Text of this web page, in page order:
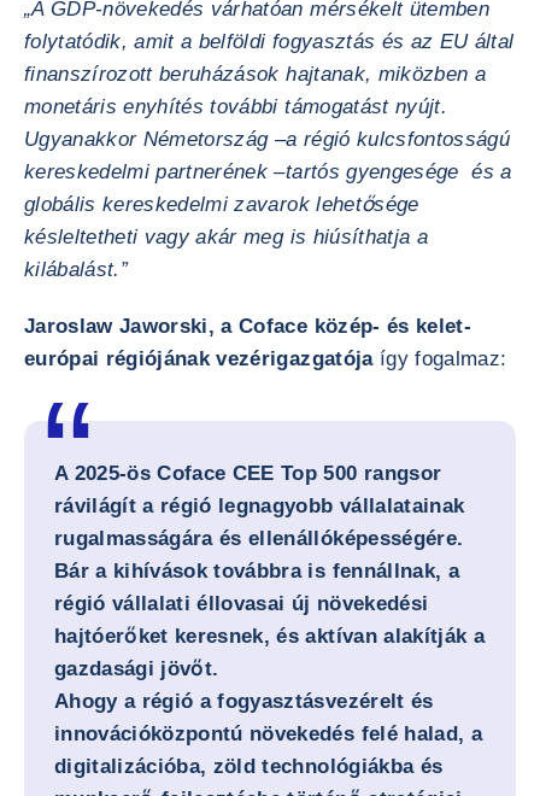
„A GDP-növekedés várhatóan mérsékelt ütemben
folytatódik, amit a belföldi fogyasztás és az EU által
finanszírozott beruházások hajtanak, miközben a
monetáris enyhítés további támogatást nyújt.
Ugyanakkor Németország –a régió kulcsfontosságú
kereskedelmi partnerének –tartós gyengesége és a
globális kereskedelmi zavarok lehetősége
késleltetheti vagy akár meg is hiúsíthatja a
kilábalást.”
Jaroslaw Jaworski, a Coface közép- és kelet-
európai régiójának vezérigazgatója így fogalmaz:
A 2025-ös Coface CEE Top 500 rangsor
rávilágít a régió legnagyobb vállalatainak
rugalmasságára és ellenállóképességére.
Bár a kihívások továbbra is fennállnak, a
régió vállalati éllovasai új növekedési
hajtóerőket keresnek, és aktívan alakítják a
gazdasági jövőt.
Ahogy a régió a fogyasztásvezérelt és
innovációközpontú növekedés felé halad, a
digitalizációba, zöld technológiákba és